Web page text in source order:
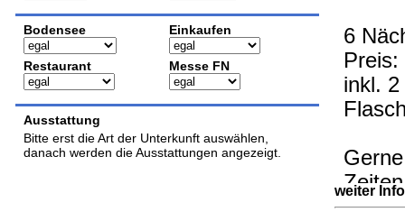
Bodensee Einkaufen
Restaurant Messe FN
Ausstattung
Bitte erst die Art der Unterkunft auswählen,
danach werden die Ausstattungen angezeigt.
6
inkl. 2
weiter